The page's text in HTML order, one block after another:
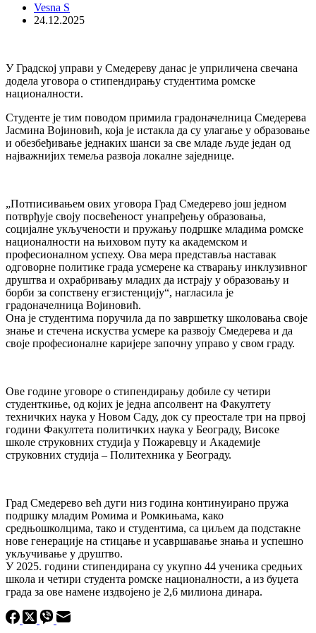
Vesna S
24.12.2025
У Градској управи у Смедереву данас је уприличена свечана
додела уговора о стипендирању студентима ромске
националности.
Студенте је тим поводом примила градоначелница Смедерева
Јасмина Војиновић, која је истакла да су улагање у образовање
и обезбеђивање једнаких шанси за све младе људе један од
најважнијих темеља развоја локалне заједнице.
„Потписивањем ових уговора Град Смедерево још једном
потврђује своју посвећеност унапређењу образовања,
социјалне укључености и пружању подршке младима ромске
националности на њиховом путу ка академском и
професионалном успеху. Ова мера представља наставак
одговорне политике града усмерене ка стварању инклузивног
друштва и охрабривању младих да истрају у образовању и
борби за сопствену егзистенцију“, нагласила је
градоначелница Војиновић.
Она је студентима поручила да по завршетку школовања своје
знање и стечена искуства усмере ка развоју Смедерева и да
своје професионалне каријере започну управо у свом граду.
Ове године уговоре о стипендирању добиле су четири
студенткиње, од којих је једна апсолвент на Факултету
техничких наука у Новом Саду, док су преостале три на првој
години Факултета политичких наука у Београду, Високе
школе струковних студија у Пожаревцу и Академије
струковних студија – Политехника у Београду.
Град Смедерево већ дуги низ година континуирано пружа
подршку младим Ромима и Ромкињама, како
средњошколцима, тако и студентима, са циљем да подстакне
нове генерације на стицање и усавршавање знања и успешно
укључивање у друштво.
У 2025. години стипендирана су укупно 44 ученика средњих
школа и четири студента ромске националности, а из буџета
града за ове намене издвојено је 2,6 милиона динара.